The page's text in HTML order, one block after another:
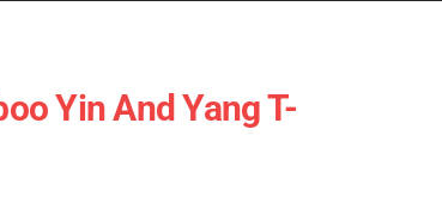
Yin And Yang T-